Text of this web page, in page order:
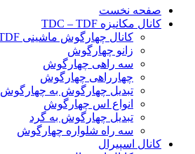
صفحه نخست
کانال مکانیزه TDC – TDF
کانال چهارگوش ماشینی TDC , TDF
زانو چهارگوش
سه راهی چهارگوش
چهارراهی چهارگوش
تبدیل چهارگوش به چهارگوش
انواع اس چهارگوش
تبدیل چهارگوش به گرد
سه راه شلواره چهارگوش
کانال اسپیرال